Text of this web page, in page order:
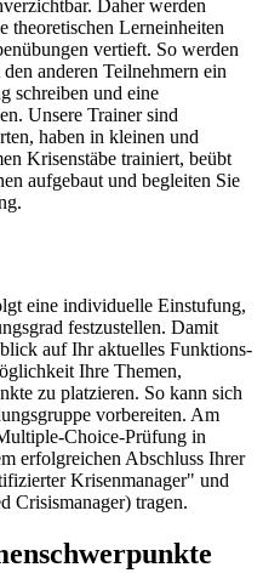
Daher werden
theoretischen Lerneinheiten
vertieft. So werden
anderen Teilnehmern ein
schreiben und eine
Unsere Trainer sind
haben in kleinen und
Krisenstäbe trainiert, beübt
aufgebaut und begleiten Sie
eine individuelle Einstufung,
festzustellen. Damit
auf Ihr aktuelles Funktions-
Ihre Themen,
zu platzieren. So kann sich
vorbereiten. Am
Choice-Prüfung in
erfolgreichen Abschluss Ihrer
Krisenmanager" und
Crisismanager) tragen.